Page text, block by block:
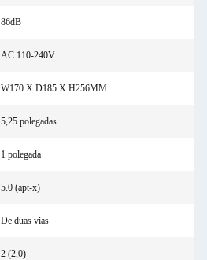
86dB
AC 110-240V
W170 X D185 X H256MM
5,25 polegadas
1 polegada
5.0 (apt-x)
De duas vias
2 (2,0)